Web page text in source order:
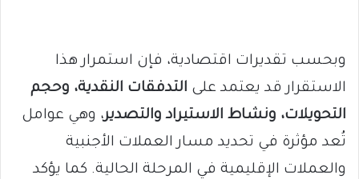
وبحسب تقديرات اقتصادية، فإن استمرار هذا
الاستقرار قد يعتمد على التدفقات النقدية، وحجم
التحويلات، ونشاط الاستيراد والتصدير، وهي عوامل
تُعد مؤثرة في تحديد مسار العملات الأجنبية
والعملات الإقليمية في المرحلة الحالية. كما يؤكد